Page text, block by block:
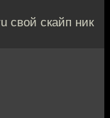
свой скайп ник